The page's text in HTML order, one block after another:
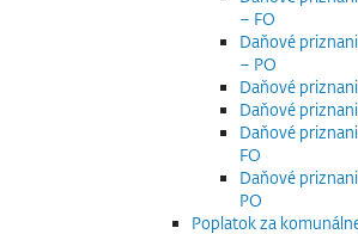
– FO
Daňové
– PO
Daňové
Daňové
Daňové
FO
Daňové
PO
Poplatok za